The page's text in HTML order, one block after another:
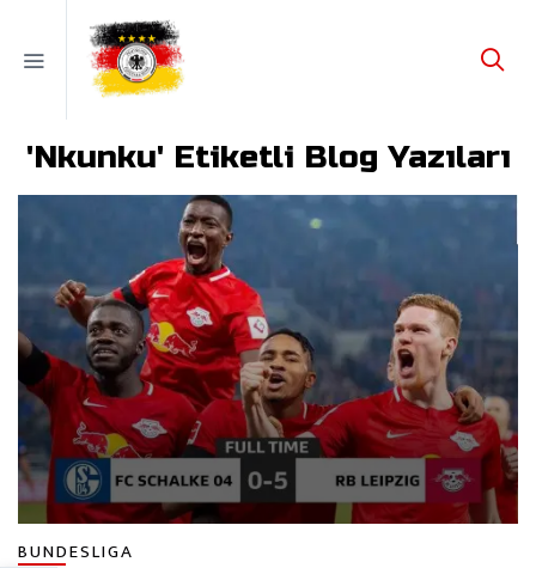
'Nkunku' Etiketli Blog Yazıları
BUNDESLIGA